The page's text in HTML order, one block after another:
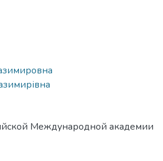
Международной академии